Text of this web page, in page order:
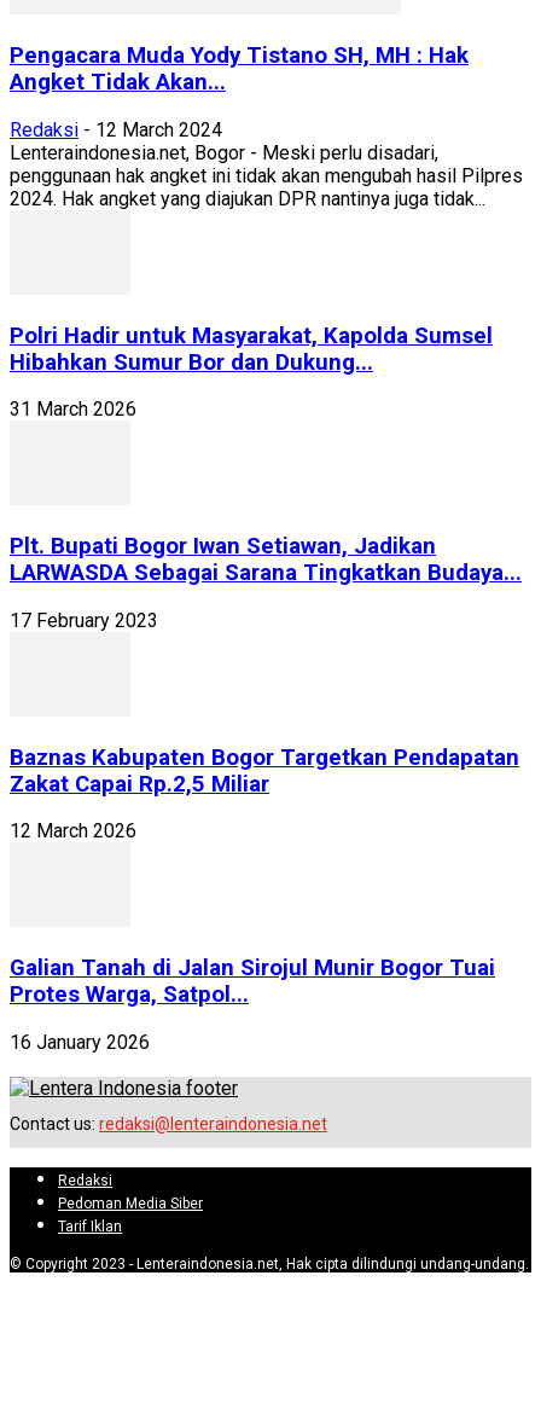
Pengacara Muda Yody Tistano SH, MH : Hak
Angket Tidak Akan...
Redaksi - 12 March 2024
Lenteraindonesia.net, Bogor - Meski perlu disadari,
penggunaan hak angket ini tidak akan mengubah hasil Pilpres
2024. Hak angket yang diajukan DPR nantinya juga tidak...
Polri Hadir untuk Masyarakat, Kapolda Sumsel
Hibahkan Sumur Bor dan Dukung...
31 March 2026
Plt. Bupati Bogor Iwan Setiawan, Jadikan
LARWASDA Sebagai Sarana Tingkatkan Budaya...
17 February 2023
Baznas Kabupaten Bogor Targetkan Pendapatan
Zakat Capai Rp.2,5 Miliar
12 March 2026
Galian Tanah di Jalan Sirojul Munir Bogor Tuai
Protes Warga, Satpol...
16 January 2026
Contact us: redaksi@lenteraindonesia.net
Redaksi
Pedoman Media Siber
Tarif Iklan
© Copyright 2023 - Lenteraindonesia.net, Hak cipta dilindungi undang-undang.